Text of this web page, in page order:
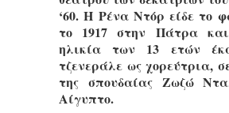
‘60. Η Ρένα Ντόρ είδε το
το 1917 στην Πάτρα
ηλικία των 13 ετών
τζενεράλε ως χορεύτρια,
της σπουδαίας Ζωζώ
Αίγυπτο.